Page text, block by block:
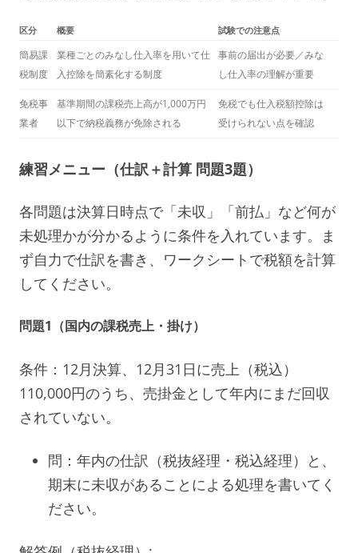
区分 概要 試験での注意点
簡易課
税制度
業種ごとのみなし仕入率を用いて仕
入控除を簡素化する制度
事前の届出が必要／みな
し仕入率の理解が重要
免税事
業者
基準期間の課税売上高が1,000万円
以下で納税義務が免除される
免税でも仕入税額控除は
受けられない点を確認
練習メニュー（仕訳＋計算 問題3題）
各問題は決算日時点で「未収」「前払」など何が
未処理かが分かるように条件を入れています。ま
ず自力で仕訳を書き、ワークシートで税額を計算
してください。
問題1（国内の課税売上・掛け）
条件：12月決算、12月31日に売上（税込）
110,000円のうち、売掛金として年内にまだ回収
されていない。
問：年内の仕訳（税抜経理・税込経理）と、
期末に未収があることによる処理を書いてく
ださい。